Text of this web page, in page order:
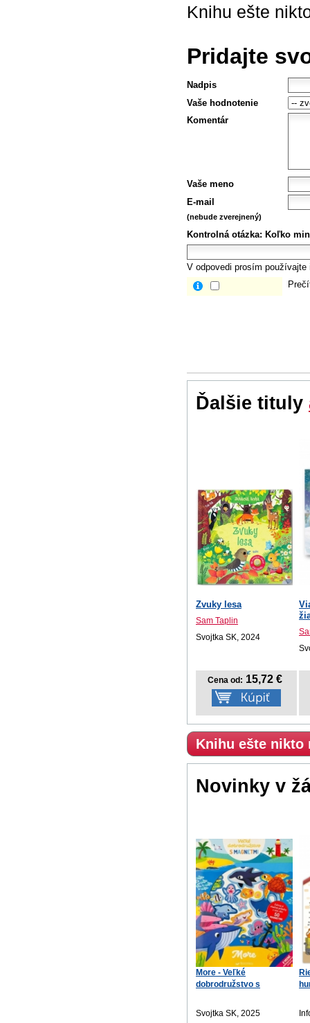
Knihu ešte
Pridajte
Nadpis
Vaše hodnotenie
Komentár
Vaše meno
E-mail
(nebude zverejnený)
Kontrolná otázka: Koľko
V odpovedi prosím
Ďalšie tituly
Zvuky lesa
Sam Taplin
Svojtka SK, 2024
Cena od: 15,72 €
Knihu ešte nikto
Novinky v
More - Veľké
dobrodružstvo s
Svojtka SK, 2025